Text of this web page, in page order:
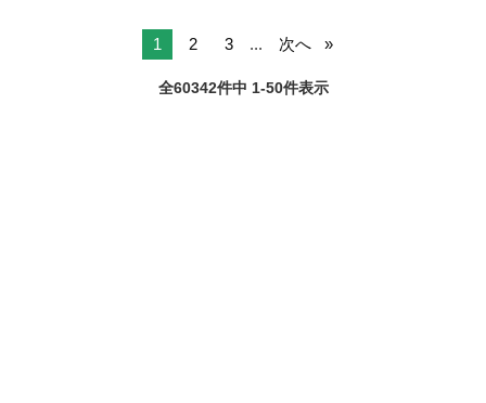
1 2 3 ... 次へ
全60342件中 1-50件表示